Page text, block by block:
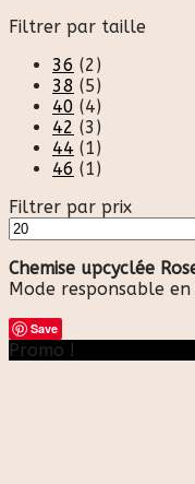
Filtrer par taille
36 (2)
38 (5)
40 (4)
42 (3)
44 (1)
46 (1)
Filtrer par prix
Prix
min
Chemise upcyclée
Mode responsable
Save
Promo !